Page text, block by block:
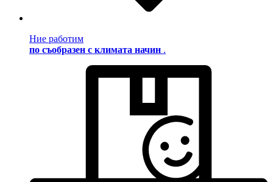
Ние работим
по съобразен с климата начин .